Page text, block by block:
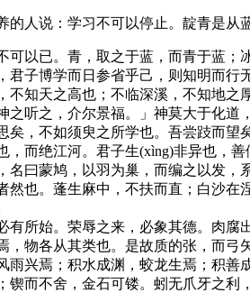
的人说：学习不可以停止。靛青是从
已。青，取之于蓝，而青于蓝；冰
君子博学而日参省乎己，则知明而行
知天之高也；不临深溪，不知地之厚
之听之，介尔景福。」神莫大于化道
，不如须臾之所学也。吾尝跂而望矣
，而绝江河。君子生(xìng)非异也，善
曰蒙鸠，以羽为巢，而编之以发，系
然也。蓬生麻中，不扶而直；白沙
所始。荣辱之来，必象其德。肉腐出
，物各从其类也。是故质的张，而
兴焉；积水成渊，蛟龙生焉；积善成
锲而不舍，金石可镂。蚓无爪牙之利